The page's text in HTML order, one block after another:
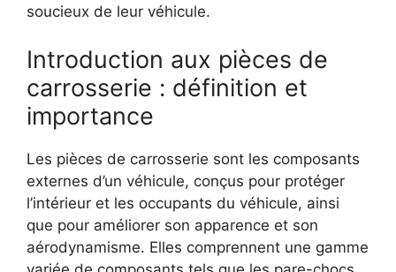
soucieux de leur véhicule.
Introduction aux pièces de
carrosserie : définition et
importance
Les pièces de carrosserie sont les composants
externes d’un véhicule, conçus pour protéger
l’intérieur et les occupants du véhicule, ainsi
que pour améliorer son apparence et son
aérodynamisme. Elles comprennent une gamme